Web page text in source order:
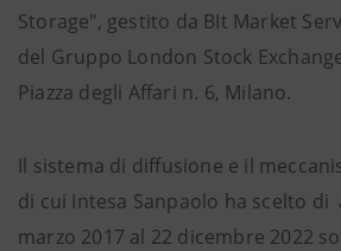
Storage", gestito da BIt Market
del Gruppo London Stock
Piazza degli Affari n. 6, Milano.
Il sistema di diffusione e il
di cui Intesa Sanpaolo ha scelto di
marzo 2017 al 22 dicembre 2022